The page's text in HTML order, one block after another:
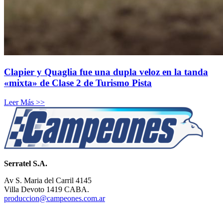
Clapier y Quaglia fue una dupla veloz en la tanda
«mixta» de Clase 2 de Turismo Pista
Leer Más >>
Serratel S.A.
Av S. Maria del Carril 4145
Villa Devoto 1419 CABA.
produccion@campeones.com.ar